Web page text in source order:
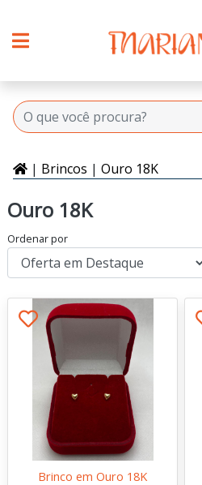
| Brincos | Ouro 18K
Ouro 18K
Ordenar por
Brinco em Ouro 18K